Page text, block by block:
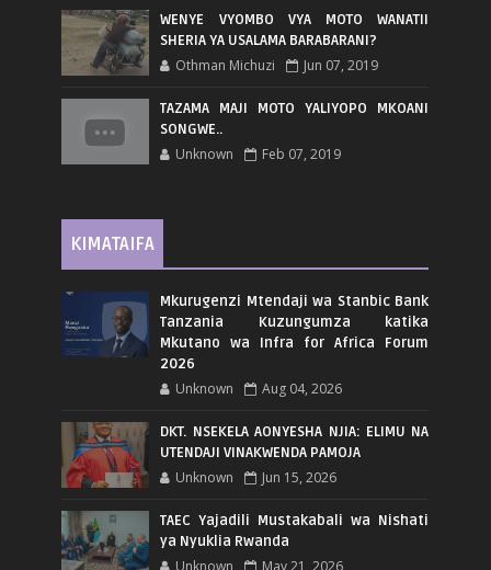
WENYE VYOMBO VYA MOTO WANATII
SHERIA YA USALAMA BARABARANI?
Othman Michuzi Jun 07, 2019
TAZAMA MAJI MOTO YALIYOPO MKOANI
SONGWE..
Unknown Feb 07, 2019
KIMATAIFA
Mkurugenzi Mtendaji wa Stanbic Bank
Tanzania Kuzungumza katika
Mkutano wa Infra for Africa Forum
2026
Unknown Aug 04, 2026
DKT. NSEKELA AONYESHA NJIA: ELIMU NA
UTENDAJI VINAKWENDA PAMOJA
Unknown Jun 15, 2026
TAEC Yajadili Mustakabali wa Nishati
ya Nyuklia Rwanda
Unknown May 21, 2026